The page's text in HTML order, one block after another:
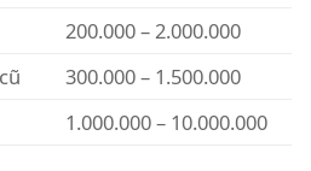
200.000 – 2.000.000
300.000 – 1.500.000
1.000.000 – 10.000.000